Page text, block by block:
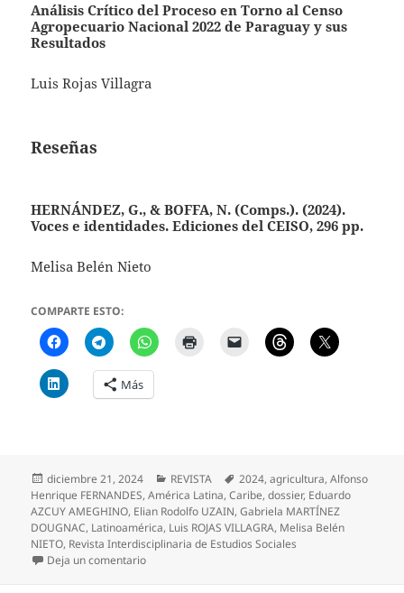
Análisis Crítico del Proceso en Torno al Censo
Agropecuario Nacional 2022 de Paraguay y sus
Resultados
Luis Rojas Villagra
Reseñas
HERNÁNDEZ, G., & BOFFA, N. (Comps.). (2024).
Voces e identidades. Ediciones del CEISO, 296 pp.
Melisa Belén Nieto
COMPARTE ESTO:
Más
Publicado
el
diciembre 21, 2024 Categorías
REVISTA Etiquetas
2024,agricultura,Alfonso
Henrique FERNANDES,América Latina,Caribe,dossier, Eduardo
AZCUY AMEGHINO, Elian Rodolfo UZAIN,Gabriela MARTÍNEZ
DOUGNAC, Latinoamérica, Luis ROJAS VILLAGRA, Melisa Belén
NIETO, Revista Interdisciplinaria de Estudios Sociales
Deja un comentarioen N° 29 – Revista Interdisciplinaria de Estudios